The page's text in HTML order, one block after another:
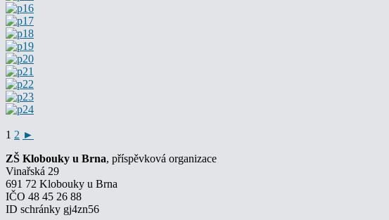
1 2 ►
ZŠ Klobouky u Brna, příspěvková organizace
Vinařská 29
691 72 Klobouky u Brna
IČO 48 45 26 88
ID schránky gj4zn56